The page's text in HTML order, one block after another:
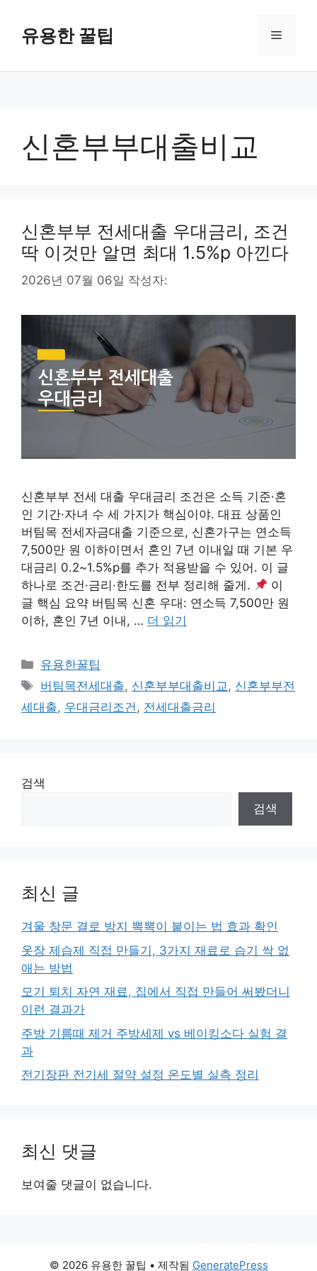
유용한 꿀팁 메
신혼부부대출비교
신혼부부 전세대출 우대금리, 조건
딱 이것만 알면 최대 1.5%p 아낀다
2026년 07월 06일 작성자:
신혼부부 전세 대출 우대금리 조건은 소득 기준·혼
인 기간·자녀 수 세 가지가 핵심이야. 대표 상품인
버팀목 전세자금대출 기준으로, 신혼가구는 연소득
7,500만 원 이하이면서 혼인 7년 이내일 때 기본 우
대금리 0.2~1.5%p를 추가 적용받을 수 있어. 이 글
하나로 조건·금리·한도를 전부 정리해 줄게.
이
글 핵심 요약 버팀목 신혼 우대: 연소득 7,500만 원
이하, 혼인 7년 이내, … 더 읽기
카
테
리
유용한꿀팁
태
그
버팀목전세대출, 신혼부부대출비교, 신혼부부전
세대출, 우대금리조건, 전세대출금리
검색
검색
최신 글
겨울 창문 결로 방지 뽁뽁이 붙이는 법 효과 확인
옷장 제습제 직접 만들기, 3가지 재료로 습기 싹 없
애는 방법
모기 퇴치 자연 재료, 집에서 직접 만들어 써봤더니
이런 결과가
주방 기름때 제거 주방세제 vs 베이킹소다 실험 결
과
전기장판 전기세 절약 설정 온도별 실측 정리
최신 댓글
보여줄 댓글이 없습니다.
© 2026 유용한 꿀팁 • 제작됨 GeneratePress